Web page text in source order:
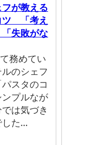
が教える
ツ 「考え
失敗がな
務めてい
のシェフ
スタのコ
プルなが
は気づき
した…